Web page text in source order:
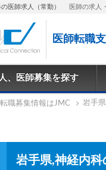
医師求人（常勤） 医師の求人
医師転職
、医師募集を探す
職募集情報はJMC 岩手
岩手県,神経内科